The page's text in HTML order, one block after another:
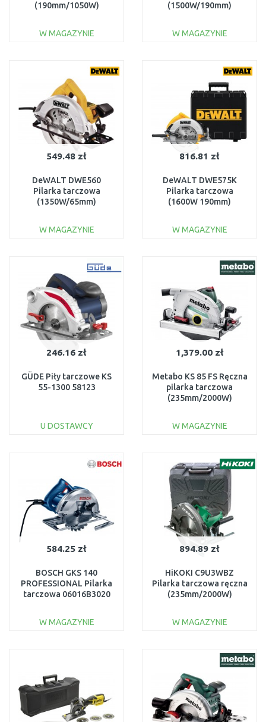
(190mm/1050W)
W MAGAZYNIE
Do porównania
(1500W/190mm)
W MAGAZYNIE
Do porównania
549.48 zł
DeWALT DWE560
Pilarka tarczowa
(1350W/65mm)
W MAGAZYNIE
Do porównania
816.81 zł
DeWALT DWE575K
Pilarka tarczowa
(1600W 190mm)
W MAGAZYNIE
Do porównania
246.16 zł
GÜDE Piły tarczowe KS
55-1300 58123
U DOSTAWCY
Do porównania
1,379.00 zł
Metabo KS 85 FS Ręczna
pilarka tarczowa
(235mm/2000W)
W MAGAZYNIE
Do porównania
584.25 zł
BOSCH GKS 140
PROFESSIONAL Pilarka
tarczowa 06016B3020
W MAGAZYNIE
894.89 zł
HiKOKI C9U3WBZ
Pilarka tarczowa ręczna
(235mm/2000W)
W MAGAZYNIE
Do porównania